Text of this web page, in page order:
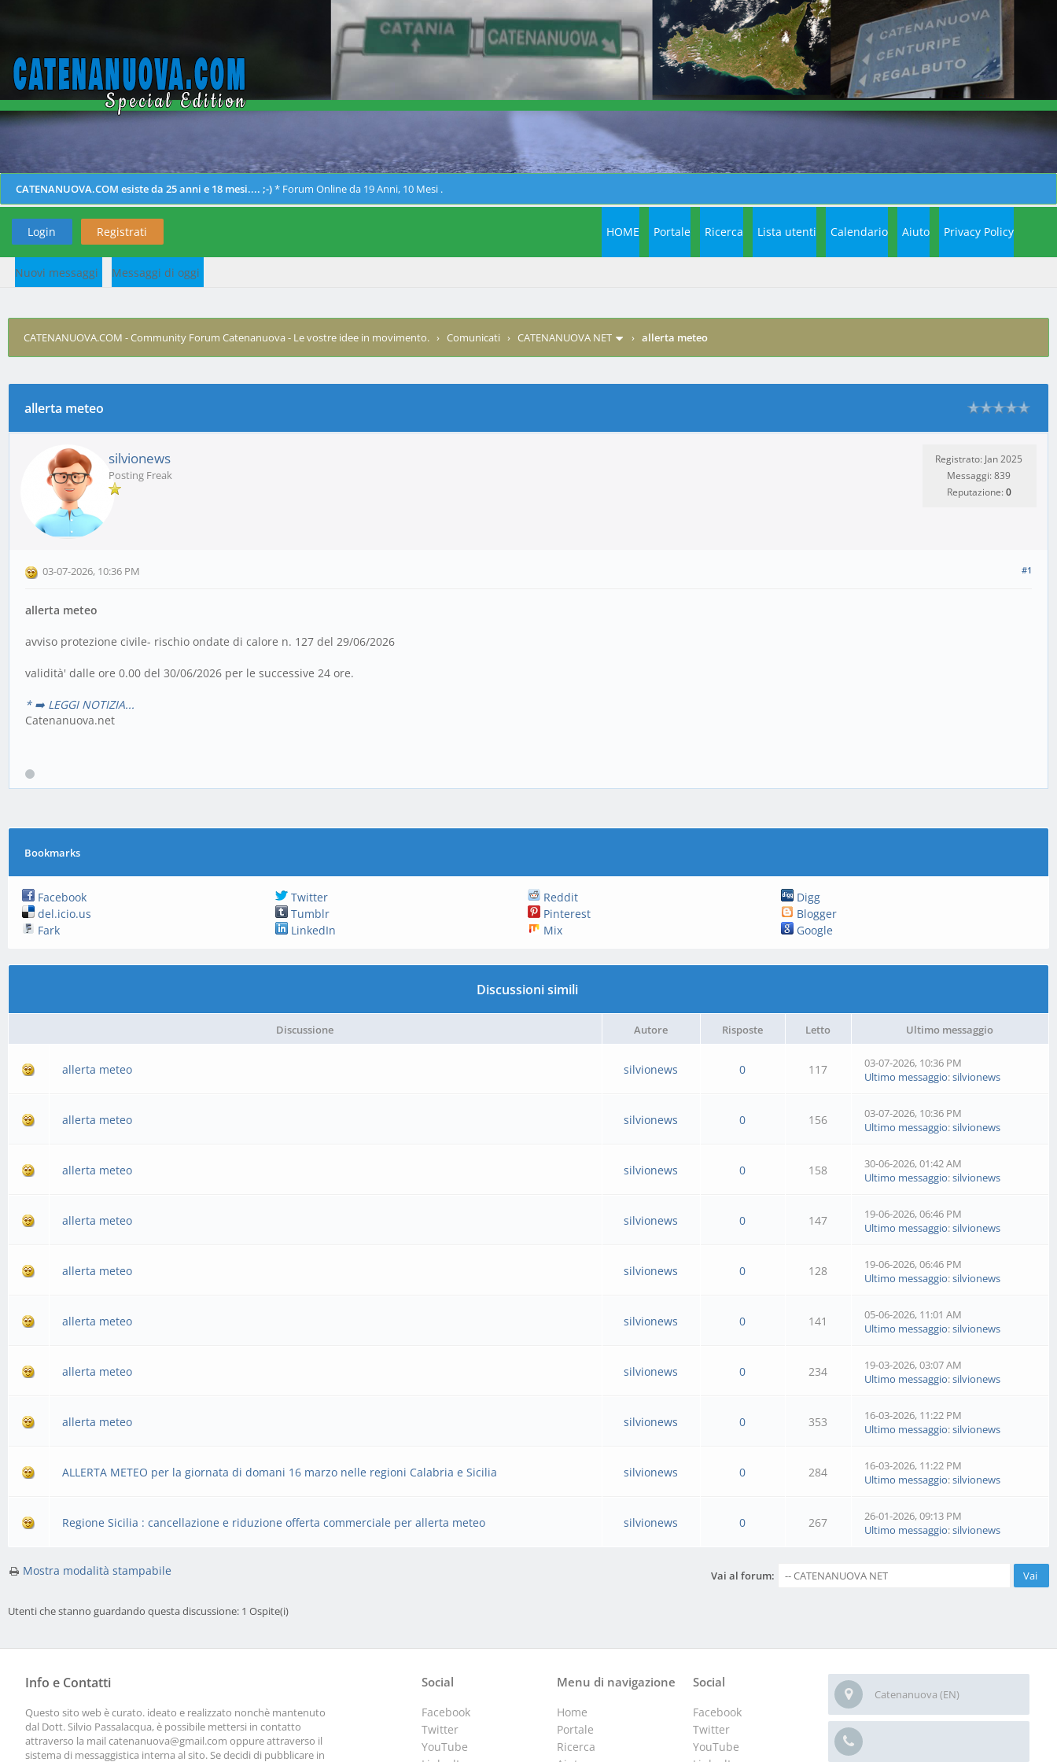
CATENANUOVA.COM esiste da 25 anni e 18 mesi.... ;-)* Forum Online da 19 Anni, 10 Mesi .
Login Registrati HOME Portale Ricerca Lista utenti Calendario Aiuto Privacy Policy
Nuovi messaggi Messaggi di oggi
CATENANUOVA.COM - Community Forum Catenanuova - Le vostre idee in movimento. › Comunicati › CATENANUOVA NET › allerta meteo
allerta meteo
silvionews
Posting Freak
Registrato: Jan 2025
Messaggi: 839
Reputazione: 0
#1
03-07-2026, 10:36 PM
allerta meteo
avviso protezione civile- rischio ondate di calore n. 127 del 29/06/2026
validità' dalle ore 0.00 del 30/06/2026 per le successive 24 ore.
* ➡️ LEGGI NOTIZIA...
Catenanuova.net
Bookmarks
Facebook Twitter Reddit
Digg
del.icio.us
Tumblr Pinterest
Blogger
Fark
LinkedIn Mix Google
Discussioni simili
Discussione Autore Risposte Letto Ultimo messaggio
allerta meteo silvionews 0 117
03-07-2026, 10:36 PM
Ultimo messaggio:silvionews
allerta meteo silvionews 0 156
03-07-2026, 10:36 PM
Ultimo messaggio:silvionews
allerta meteo silvionews 0 158
30-06-2026, 01:42 AM
Ultimo messaggio:silvionews
allerta meteo silvionews 0 147
19-06-2026, 06:46 PM
Ultimo messaggio:silvionews
allerta meteo silvionews 0 128
19-06-2026, 06:46 PM
Ultimo messaggio:silvionews
allerta meteo silvionews 0 141
05-06-2026, 11:01 AM
Ultimo messaggio:silvionews
allerta meteo silvionews 0 234
19-03-2026, 03:07 AM
Ultimo messaggio:silvionews
allerta meteo silvionews 0 353
16-03-2026, 11:22 PM
Ultimo messaggio:silvionews
ALLERTA METEO per la giornata di domani 16 marzo nelle regioni Calabria e Sicilia silvionews 0 284
16-03-2026, 11:22 PM
Ultimo messaggio:silvionews
Regione Sicilia : cancellazione e riduzione offerta commerciale per allerta meteo silvionews 0 267
26-01-2026, 09:13 PM
Ultimo messaggio:silvionews
Mostra modalità stampabile Vai al forum:
Utenti che stanno guardando questa discussione: 1 Ospite(i)
Info e Contatti
Questo sito web è curato. ideato e realizzato nonchè mantenuto
dal Dott. Silvio Passalacqua, è possibile mettersi in contatto
attraverso la mail catenanuova@gmail.com oppure attraverso il
sistema di messaggistica interna al sito. Se decidi di pubblicare in
Catenanuova (EN)
Social
Facebook
Twitter
YouTube
Menu di navigazione
Home
Portale
Ricerca
Social
Facebook
Twitter
YouTube